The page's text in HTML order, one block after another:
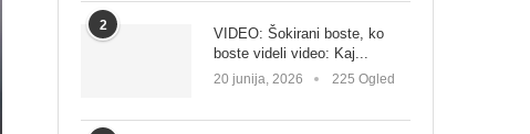
2
VIDEO: Šokirani boste, ko
boste videli video: Kaj...
20 junija, 2026 225 Ogled